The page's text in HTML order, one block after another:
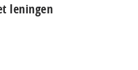
leningen